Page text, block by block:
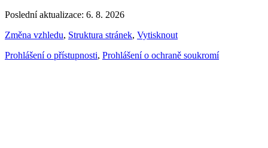
Poslední aktualizace: 6. 8. 2026
Změna vzhledu, Struktura stránek, Vytisknout
Prohlášení o přístupnosti, Prohlášení o ochraně soukromí